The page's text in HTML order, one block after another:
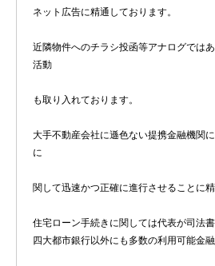
ネット広告に精通しております。
近隣物件へのチラシ投函等アナログでは
活動
も取り入れております。
大手不動産会社に遜色ない提携金融機関
に
関して迅速かつ正確に進行させることに精
住宅ローン手続きに関しては代表が司法
四大都市銀行以外にも多数の利用可能金